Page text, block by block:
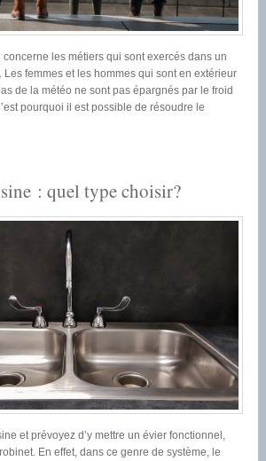
les métiers qui sont exercés dans un
femmes et les hommes qui sont en extérieur
de la météo ne sont pas épargnés par le froid
pourquoi il est possible de résoudre le
: quel type choisir?
et prévoyez d’y mettre un évier fonctionnel,
En effet, dans ce genre de système, le